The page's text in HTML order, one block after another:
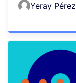
Yeray Pérez